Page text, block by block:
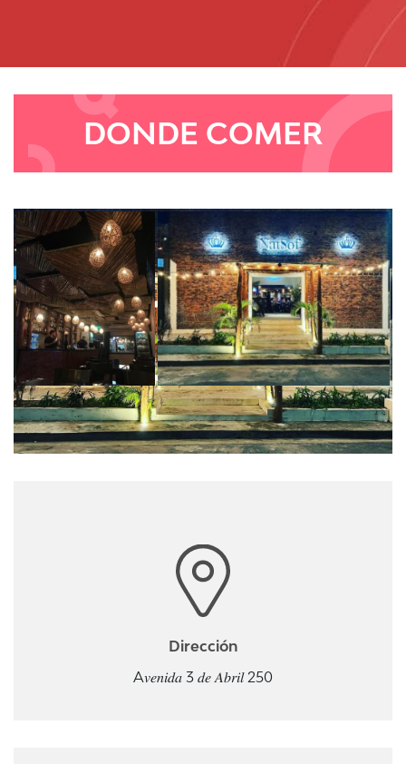
DONDE COMER
Dirección
A𝑣𝑒𝑛𝑖𝑑𝑎 3 𝑑𝑒 𝐴𝑏𝑟𝑖𝑙 250